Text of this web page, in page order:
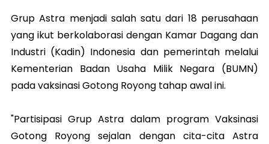
Grup Astra menjadi salah satu dari 18 perusahaan
yang ikut berkolaborasi dengan Kamar Dagang dan
Industri (Kadin) Indonesia dan pemerintah melalui
Kementerian Badan Usaha Milik Negara (BUMN)
pada vaksinasi Gotong Royong tahap awal ini.
"Partisipasi Grup Astra dalam program Vaksinasi
Gotong Royong sejalan dengan cita-cita Astra